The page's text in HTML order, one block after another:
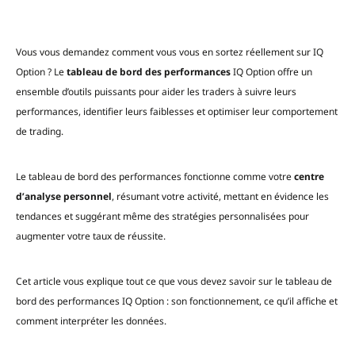
Vous vous demandez comment vous vous en sortez réellement sur IQ
Option ? Letableau de bord des performancesIQ Option offre un
ensemble d’outils puissants pour aider les traders à suivre leurs
performances, identifier leurs faiblesses et optimiser leur comportement
de trading.
Le tableau de bord des performances fonctionne comme votrecentre
d’analyse personnel, résumant votre activité, mettant en évidence les
tendances et suggérant même des stratégies personnalisées pour
augmenter votre taux de réussite.
Cet article vous explique tout ce que vous devez savoir sur le tableau de
bord des performances IQ Option : son fonctionnement, ce qu’il affiche et
comment interpréter les données.